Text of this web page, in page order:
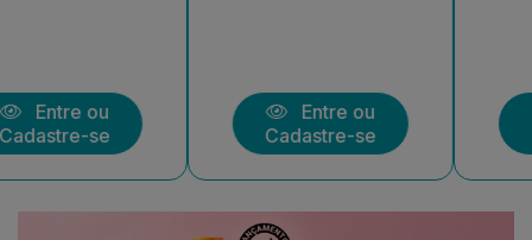
Entre ou
Cadastre-se
Entre ou
Cadastre-se